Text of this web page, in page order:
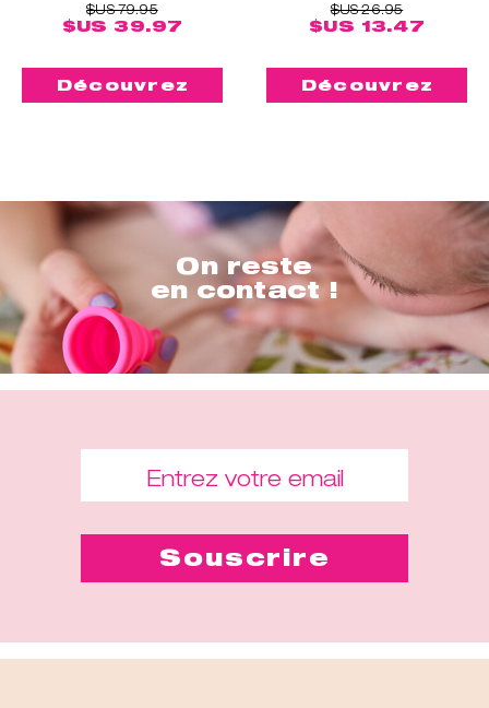
$US 79.95
$US 39.97
Découvrez
$US 26.95
$US 13.47
Découvrez
On reste
en contact !